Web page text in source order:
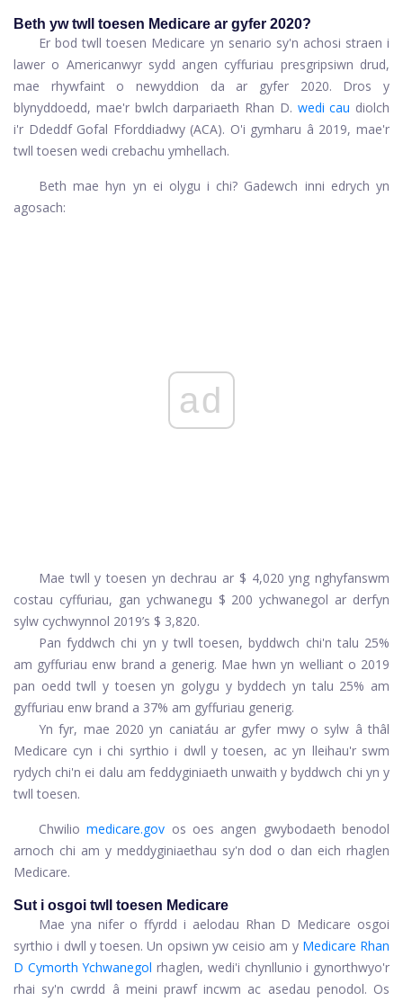
Beth yw twll toesen Medicare ar gyfer 2020?
Er bod twll toesen Medicare yn senario sy'n achosi straen i
lawer o Americanwyr sydd angen cyffuriau presgripsiwn drud,
mae rhywfaint o newyddion da ar gyfer 2020. Dros y
blynyddoedd, mae'r bwlch darpariaeth Rhan D. wedi cau diolch
i'r Ddeddf Gofal Fforddiadwy (ACA). O'i gymharu â 2019, mae'r
twll toesen wedi crebachu ymhellach.
Beth mae hyn yn ei olygu i chi? Gadewch inni edrych yn
agosach:
ad
Mae twll y toesen yn dechrau ar $ 4,020 yng nghyfanswm
costau cyffuriau, gan ychwanegu $ 200 ychwanegol ar derfyn
sylw cychwynnol 2019’s $ 3,820.
Pan fyddwch chi yn y twll toesen, byddwch chi'n talu 25%
am gyffuriau enw brand a generig. Mae hwn yn welliant o 2019
pan oedd twll y toesen yn golygu y byddech yn talu 25% am
gyffuriau enw brand a 37% am gyffuriau generig.
Yn fyr, mae 2020 yn caniatáu ar gyfer mwy o sylw â thâl
Medicare cyn i chi syrthio i dwll y toesen, ac yn lleihau'r swm
rydych chi'n ei dalu am feddyginiaeth unwaith y byddwch chi yn y
twll toesen.
Chwiliomedicare.gov os oes angen gwybodaeth benodol
arnoch chi am y meddyginiaethau sy'n dod o dan eich rhaglen
Medicare.
Sut i osgoi twll toesen Medicare
Mae yna nifer o ffyrdd i aelodau Rhan D Medicare osgoi
syrthio i dwll y toesen. Un opsiwn yw ceisio am y Medicare Rhan
D Cymorth Ychwanegol rhaglen, wedi'i chynllunio i gynorthwyo'r
rhai sy'n cwrdd â meini prawf incwm ac asedau penodol. Os